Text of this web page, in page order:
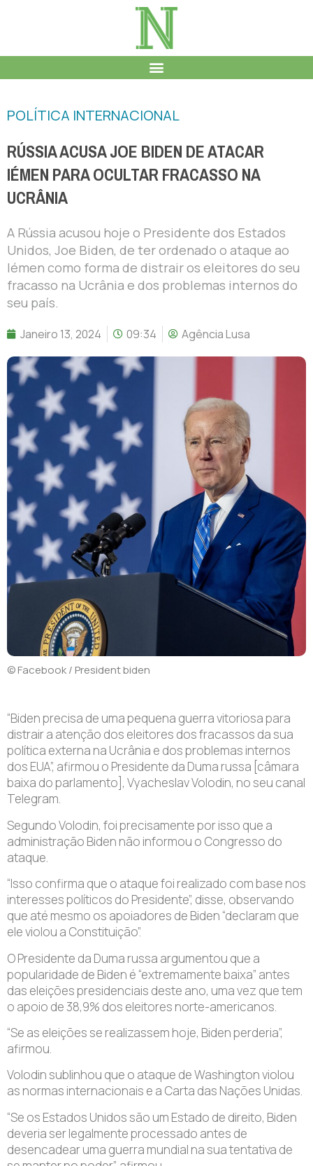
POLÍTICA INTERNACIONAL
RÚSSIA ACUSA JOE BIDEN DE ATACAR
IÉMEN PARA OCULTAR FRACASSO NA
UCRÂNIA
A Rússia acusou hoje o Presidente dos Estados
Unidos, Joe Biden, de ter ordenado o ataque ao
Iémen como forma de distrair os eleitores do seu
fracasso na Ucrânia e dos problemas internos do
seu país.
Janeiro 13, 2024 09:34 Agência Lusa
© Facebook / President biden
“Biden precisa de uma pequena guerra vitoriosa para
distrair a atenção dos eleitores dos fracassos da sua
política externa na Ucrânia e dos problemas internos
dos EUA”, afirmou o Presidente da Duma russa [câmara
baixa do parlamento], Vyacheslav Volodin, no seu canal
Telegram.
Segundo Volodin, foi precisamente por isso que a
administração Biden não informou o Congresso do
ataque.
“Isso confirma que o ataque foi realizado com base nos
interesses políticos do Presidente”, disse, observando
que até mesmo os apoiadores de Biden “declaram que
ele violou a Constituição”.
O Presidente da Duma russa argumentou que a
popularidade de Biden é “extremamente baixa” antes
das eleições presidenciais deste ano, uma vez que tem
o apoio de 38,9% dos eleitores norte-americanos.
“Se as eleições se realizassem hoje, Biden perderia”,
afirmou.
Volodin sublinhou que o ataque de Washington violou
as normas internacionais e a Carta das Nações Unidas.
“Se os Estados Unidos são um Estado de direito, Biden
deveria ser legalmente processado antes de
desencadear uma guerra mundial na sua tentativa de